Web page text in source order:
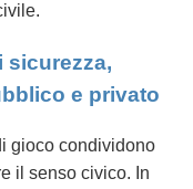
sicurezza,
e privato
gioco condividono
il senso civico. In